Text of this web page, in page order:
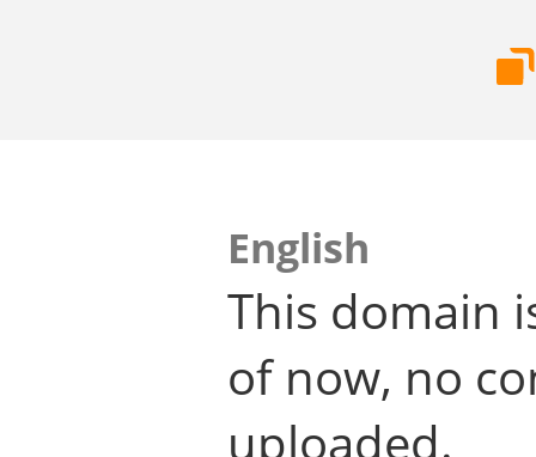
English
This domain
of now, no
uploaded.